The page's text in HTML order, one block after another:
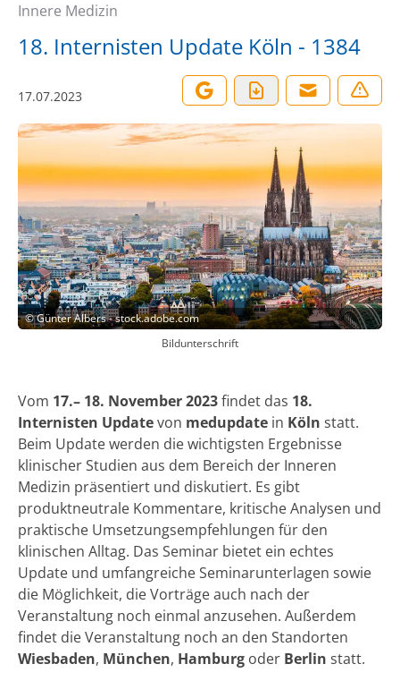
Innere Medizin
18. Internisten Update Köln - 1384
17.07.2023
©Günter Albers - stock.adobe.com
Bildunterschrift
Vom 17.– 18. November 2023findet das 18.
Internisten Updatevon medupdate in Köln statt.
Beim Update werden die wichtigsten Ergebnisse
klinischer Studien aus dem Bereich der Inneren
Medizin präsentiert und diskutiert. Es gibt
produktneutrale Kommentare, kritische Analysen und
praktische Umsetzungsempfehlungen für den
klinischen Alltag. Das Seminar bietet ein echtes
Update und umfangreiche Seminarunterlagen sowie
die Möglichkeit, die Vorträge auch nach der
Veranstaltung noch einmal anzusehen. Außerdem
findet die Veranstaltung noch an den Standorten
Wiesbaden, München, Hamburg oder Berlin statt.